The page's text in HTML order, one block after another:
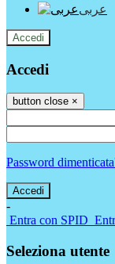
عربى
Accedi
Accedi
button close ×
Password
-
Entra con SPID
Seleziona utente